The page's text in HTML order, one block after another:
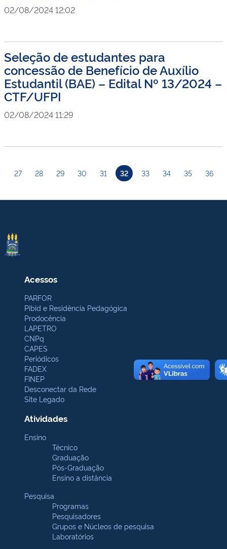
02/08/2024 12:02
Seleção de estudantes para
concessão de Benefício de Auxílio
Estudantil (BAE) – Edital Nº 13/2024 –
CTF/UFPI
02/08/2024 11:29
27 28 29 30 31 32 33 34 35 36
Acessos
PARFOR
Pibid e Residência Pedagógica
Prodocência
LAPETRO
CNPq
CAPES
Periódicos
FADEX
FINEP
Desconectar da Rede
Site Legado
Atividades
Ensino
Técnico
Graduação
Pós-Graduação
Ensino a distância
Pesquisa
Programas
Pesquisadores
Grupos e Núcleos de pesquisa
Laboratórios